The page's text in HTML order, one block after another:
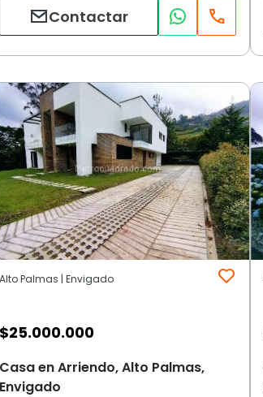
Contactar
Alto Palmas | Envigado
$25.000.000
Casa en Arriendo, Alto Palmas,
Envigado